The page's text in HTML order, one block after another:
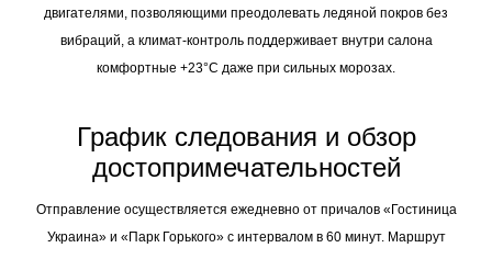
двигателями, позволяющими преодолевать ледяной покров без
вибраций, а климат-контроль поддерживает внутри салона
комфортные +23°C даже при сильных морозах.
График следования и обзор
достопримечательностей
Отправление осуществляется ежедневно от причалов «Гостиница
Украина» и «Парк Горького» с интервалом в 60 минут. Маршрут